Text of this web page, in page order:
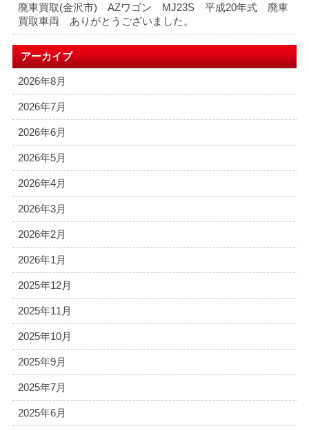
廃車買取(金沢市) AZワゴン MJ23S 平成20年式 廃車
買取車両 ありがとうございました。
アーカイブ
2026年8月
2026年7月
2026年6月
2026年5月
2026年4月
2026年3月
2026年2月
2026年1月
2025年12月
2025年11月
2025年10月
2025年9月
2025年7月
2025年6月